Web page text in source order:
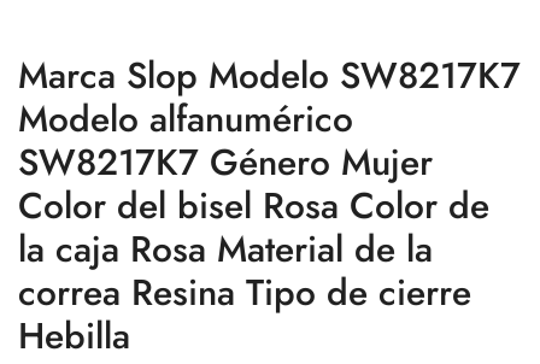
Marca Slop Modelo SW8217K7
Modelo alfanumérico
SW8217K7 Género Mujer
Color del bisel Rosa Color de
la caja Rosa Material de la
correa Resina Tipo de cierre
Hebilla